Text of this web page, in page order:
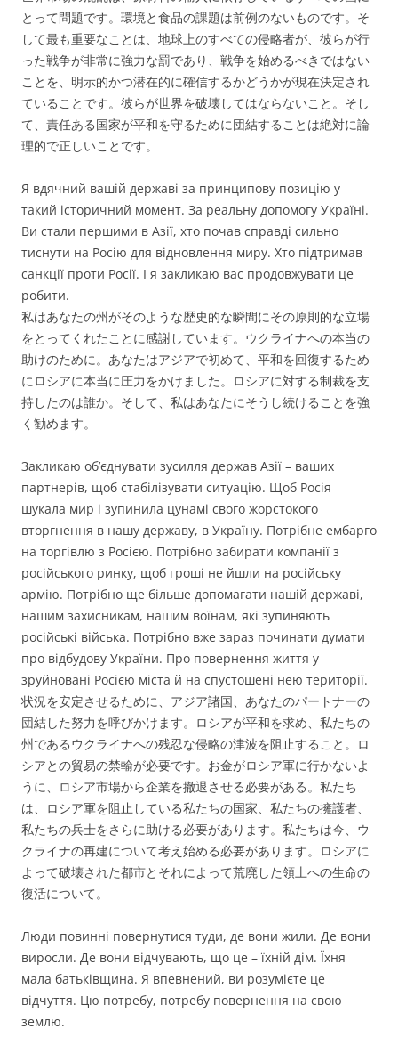
とって問題です。環境と食品の課題は前例のないものです。そ
して最も重要なことは、地球上のすべての侵略者が、彼らが行
った戦争が非常に強力な罰であり、戦争を始めるべきではない
ことを、明示的かつ潜在的に確信するかどうかが現在決定され
ていることです。彼らが世界を破壊してはならないこと。そし
て、責任ある国家が平和を守るために団結することは絶対に論
理的で正しいことです。
Я вдячний вашій державі за принципову позицію у
такий історичний момент. За реальну допомогу Україні.
Ви стали першими в Азії, хто почав справді сильно
тиснути на Росію для відновлення миру. Хто підтримав
санкції проти Росії. І я закликаю вас продовжувати це
робити.
私はあなたの州がそのような歴史的な瞬間にその原則的な立場
をとってくれたことに感謝しています。ウクライナへの本当の
助けのために。あなたはアジアで初めて、平和を回復するため
にロシアに本当に圧力をかけました。ロシアに対する制裁を支
持したのは誰か。そして、私はあなたにそうし続けることを強
く勧めます。
Закликаю обʼєднувати зусилля держав Азії – ваших
партнерів, щоб стабілізувати ситуацію. Щоб Росія
шукала мир і зупинила цунамі свого жорстокого
вторгнення в нашу державу, в Україну. Потрібне ембарго
на торгівлю з Росією. Потрібно забирати компанії з
російського ринку, щоб гроші не йшли на російську
армію. Потрібно ще більше допомагати нашій державі,
нашим захисникам, нашим воїнам, які зупиняють
російські війська. Потрібно вже зараз починати думати
про відбудову України. Про повернення життя у
зруйновані Росією міста й на спустошені нею території.
状況を安定させるために、アジア諸国、あなたのパートナーの
団結した努力を呼びかけます。ロシアが平和を求め、私たちの
州であるウクライナへの残忍な侵略の津波を阻止すること。ロ
シアとの貿易の禁輸が必要です。お金がロシア軍に行かないよ
うに、ロシア市場から企業を撤退させる必要がある。私たち
は、ロシア軍を阻止している私たちの国家、私たちの擁護者、
私たちの兵士をさらに助ける必要があります。私たちは今、ウ
クライナの再建について考え始める必要があります。ロシアに
よって破壊された都市とそれによって荒廃した領土への生命の
復活について。
Люди повинні повернутися туди, де вони жили. Де вони
виросли. Де вони відчувають, що це – їхній дім. Їхня
мала батьківщина. Я впевнений, ви розумієте це
відчуття. Цю потребу, потребу повернення на свою
землю.